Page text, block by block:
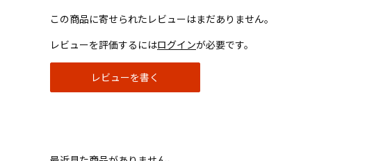
この商品に寄せられたレビューはまだありません。
レビューを評価するにはログインが必要です。
レビューを書く